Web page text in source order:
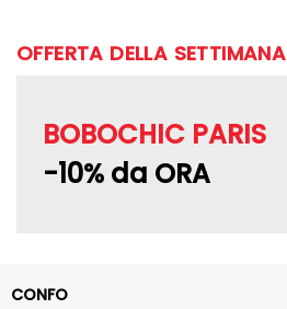
OFFERTA DELLA SETTIMANA
BOBOCHIC PARIS
-10% da ORA
CONFO